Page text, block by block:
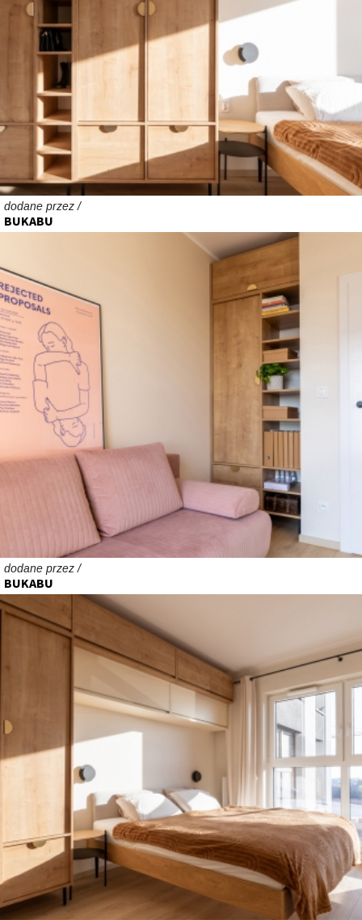
dodane przez /
BUKABU
dodane przez /
BUKABU